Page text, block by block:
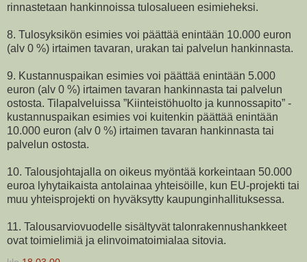
rinnastetaan hankinnoissa tulosalueen esimieheksi.
8. Tulosyksikön esimies voi päättää enintään 10.000 euron
(alv 0 %) irtaimen tavaran, urakan tai palvelun hankinnasta.
9. Kustannuspaikan esimies voi päättää enintään 5.000
euron (alv 0 %) irtaimen tavaran hankinnasta tai palvelun
ostosta. Tilapalveluissa ”Kiinteistöhuolto ja kunnossapito” -
kustannuspaikan esimies voi kuitenkin päättää enintään
10.000 euron (alv 0 %) irtaimen tavaran hankinnasta tai
palvelun ostosta.
10. Talousjohtajalla on oikeus myöntää korkeintaan 50.000
euroa lyhytaikaista antolainaa yhteisöille, kun EU-projekti tai
muu yhteisprojekti on hyväksytty kaupunginhallituksessa.
11. Talousarviovuodelle sisältyvät talonrakennushankkeet
ovat toimielimiä ja elinvoimatoimialaa sitovia.